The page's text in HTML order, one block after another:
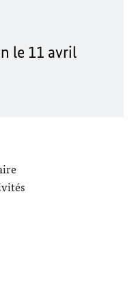
le 11 avril